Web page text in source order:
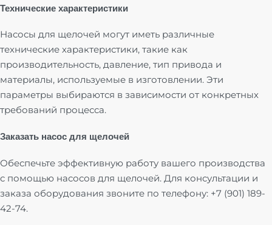
Технические характеристики
Насосы для щелочей могут иметь различные
технические характеристики, такие как
производительность, давление, тип привода и
материалы, используемые в изготовлении. Эти
параметры выбираются в зависимости от конкретных
требований процесса.
Заказать насос для щелочей
Обеспечьте эффективную работу вашего производства
с помощью насосов для щелочей. Для консультации и
заказа оборудования звоните по телефону: +7 (901) 189-
42-74.